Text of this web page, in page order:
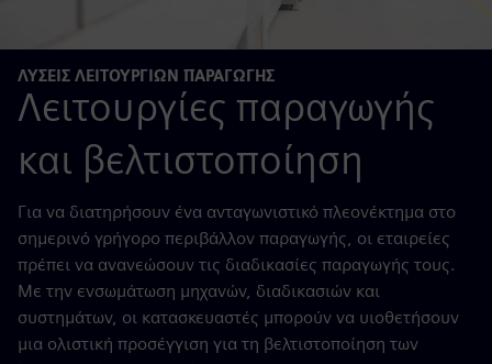
ΛΎΣΕΙΣ ΛΕΙΤΟΥΡΓΙΏΝ ΠΑΡΑΓΩΓΉΣ
Λειτουργίες παραγωγής
και βελτιστοποίηση
Για να διατηρήσουν ένα ανταγωνιστικό πλεονέκτημα στο
σημερινό γρήγορο περιβάλλον παραγωγής, οι εταιρείες
πρέπει να ανανεώσουν τις διαδικασίες παραγωγής τους.
Με την ενσωμάτωση μηχανών, διαδικασιών και
συστημάτων, οι κατασκευαστές μπορούν να υιοθετήσουν
μια ολιστική προσέγγιση για τη βελτιστοποίηση των